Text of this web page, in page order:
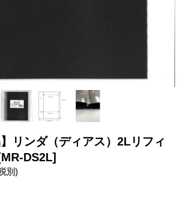
】リンダ（ディアス）2Lリフィ
DS2L]
別)